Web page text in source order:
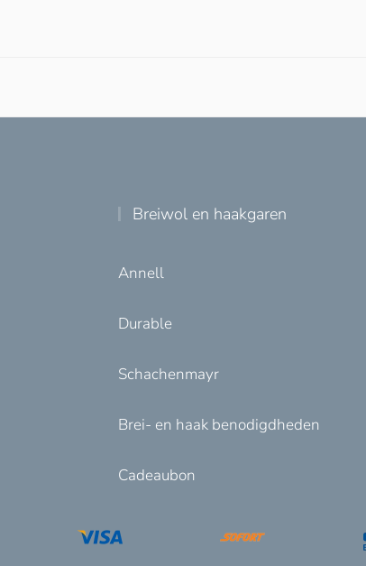
Breiwol en haakgaren
Annell
Durable
Schachenmayr
Brei- en haak benodigdheden
Cadeaubon